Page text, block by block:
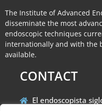
The Institute of Advanced
disseminate the most
endoscopic techniques
internationally and with the
available.
CONTACT
El endoscopista